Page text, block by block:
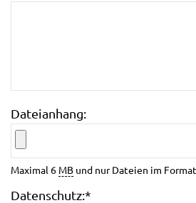
Dateianhang:
Maximal 6 MB und nur Dateien im
Datenschutz:*